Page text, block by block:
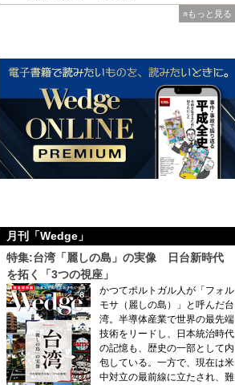
»もっと見る
月刊「Wedge」
特集:台湾「麗しの島」の実像 日台新時代
を拓く「3つの視座」
かつてポルトガル人が「フォル
モサ（麗しの島）」と呼んだ台
湾。半導体産業で世界の最先端
技術をリードし、日本統治時代
の記憶も、歴史の一部として内
包している。一方で、現在は米
中対立の最前線に立たされ、難